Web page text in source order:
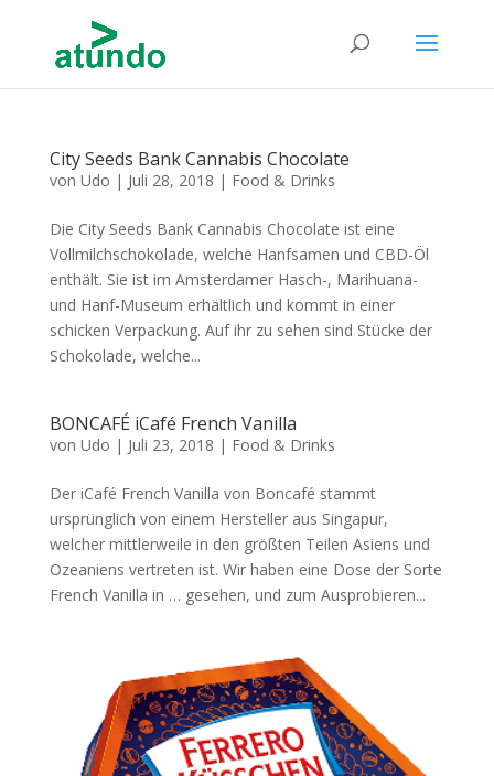
City Seeds Bank Cannabis Chocolate
von Udo | Juli 28, 2018 | Food & Drinks
Die City Seeds Bank Cannabis Chocolate ist eine
Vollmilchschokolade, welche Hanfsamen und CBD-Öl
enthält. Sie ist im Amsterdamer Hasch-, Marihuana-
und Hanf-Museum erhältlich und kommt in einer
schicken Verpackung. Auf ihr zu sehen sind Stücke der
Schokolade, welche...
BONCAFÉ iCafé French Vanilla
von Udo | Juli 23, 2018 | Food & Drinks
Der iCafé French Vanilla von Boncafé stammt
ursprünglich von einem Hersteller aus Singapur,
welcher mittlerweile in den größten Teilen Asiens und
Ozeaniens vertreten ist. Wir haben eine Dose der Sorte
French Vanilla in … gesehen, und zum Ausprobieren...